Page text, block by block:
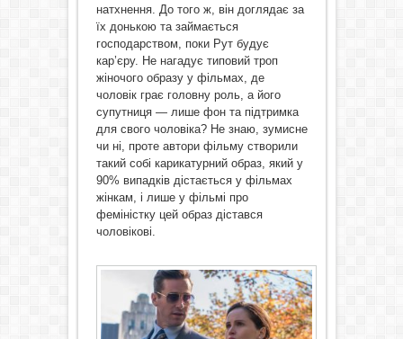
натхнення. До того ж, він доглядає за
їх донькою та займається
господарством, поки Рут будує
кар’єру. Не нагадує типовий троп
жіночого образу у фільмах, де
чоловік грає головну роль, а його
супутниця — лише фон та підтримка
для свого чоловіка? Не знаю, зумисне
чи ні, проте автори фільму створили
такий собі карикатурний образ, який у
90% випадків дістається у фільмах
жінкам, і лише у фільмі про
феміністку цей образ дістався
чоловікові.